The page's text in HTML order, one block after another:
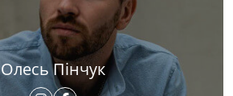
Олесь Пінчук